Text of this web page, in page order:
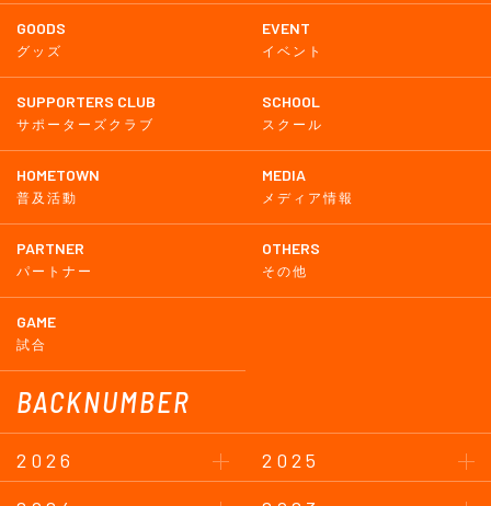
GOODS
グッズ
EVENT
イベント
SUPPORTERS CLUB
サポーターズクラブ
SCHOOL
スクール
HOMETOWN
普及活動
MEDIA
メディア情報
PARTNER
パートナー
OTHERS
その他
GAME
試合
BACKNUMBER
2026
2025